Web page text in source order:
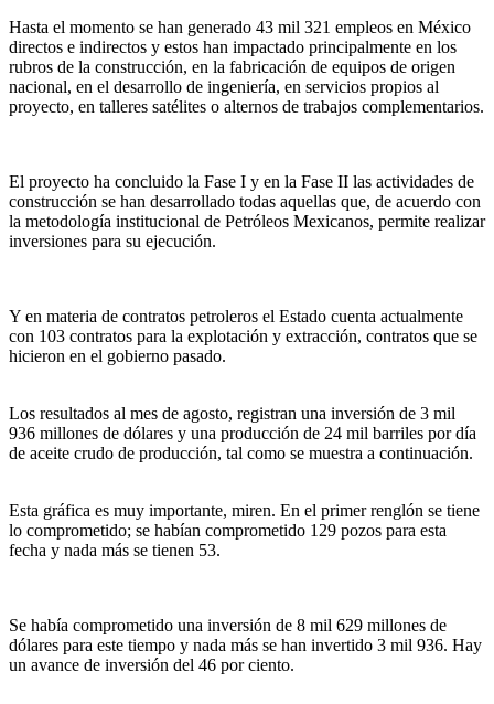
Hasta el momento se han generado 43 mil 321 empleos en México
directos e indirectos y estos han impactado principalmente en los
rubros de la construcción, en la fabricación de equipos de origen
nacional, en el desarrollo de ingeniería, en servicios propios al
proyecto, en talleres satélites o alternos de trabajos complementarios.
El proyecto ha concluido la Fase I y en la Fase II las actividades de
construcción se han desarrollado todas aquellas que, de acuerdo con
la metodología institucional de Petróleos Mexicanos, permite realizar
inversiones para su ejecución.
Y en materia de contratos petroleros el Estado cuenta actualmente
con 103 contratos para la explotación y extracción, contratos que se
hicieron en el gobierno pasado.
Los resultados al mes de agosto, registran una inversión de 3 mil
936 millones de dólares y una producción de 24 mil barriles por día
de aceite crudo de producción, tal como se muestra a continuación.
Esta gráfica es muy importante, miren. En el primer renglón se tiene
lo comprometido; se habían comprometido 129 pozos para esta
fecha y nada más se tienen 53.
Se había comprometido una inversión de 8 mil 629 millones de
dólares para este tiempo y nada más se han invertido 3 mil 936. Hay
un avance de inversión del 46 por ciento.